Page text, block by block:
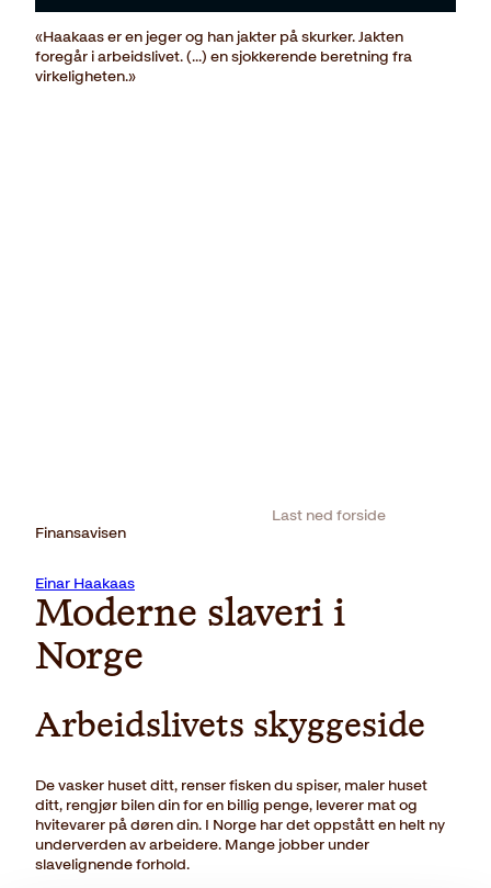
Last ned forside
«Haakaas er en jeger og han jakter på skurker. Jakten
foregår i arbeidslivet. (...) en sjokkerende beretning fra
virkeligheten.»
Finansavisen
Einar Haakaas
Moderne slaveri i
Norge
Arbeidslivets skyggeside
De vasker huset ditt, renser fisken du spiser, maler huset
ditt, rengjør bilen din for en billig penge, leverer mat og
hvitevarer på døren din. I Norge har det oppstått en helt ny
underverden av arbeidere. Mange jobber under
slavelignende forhold.